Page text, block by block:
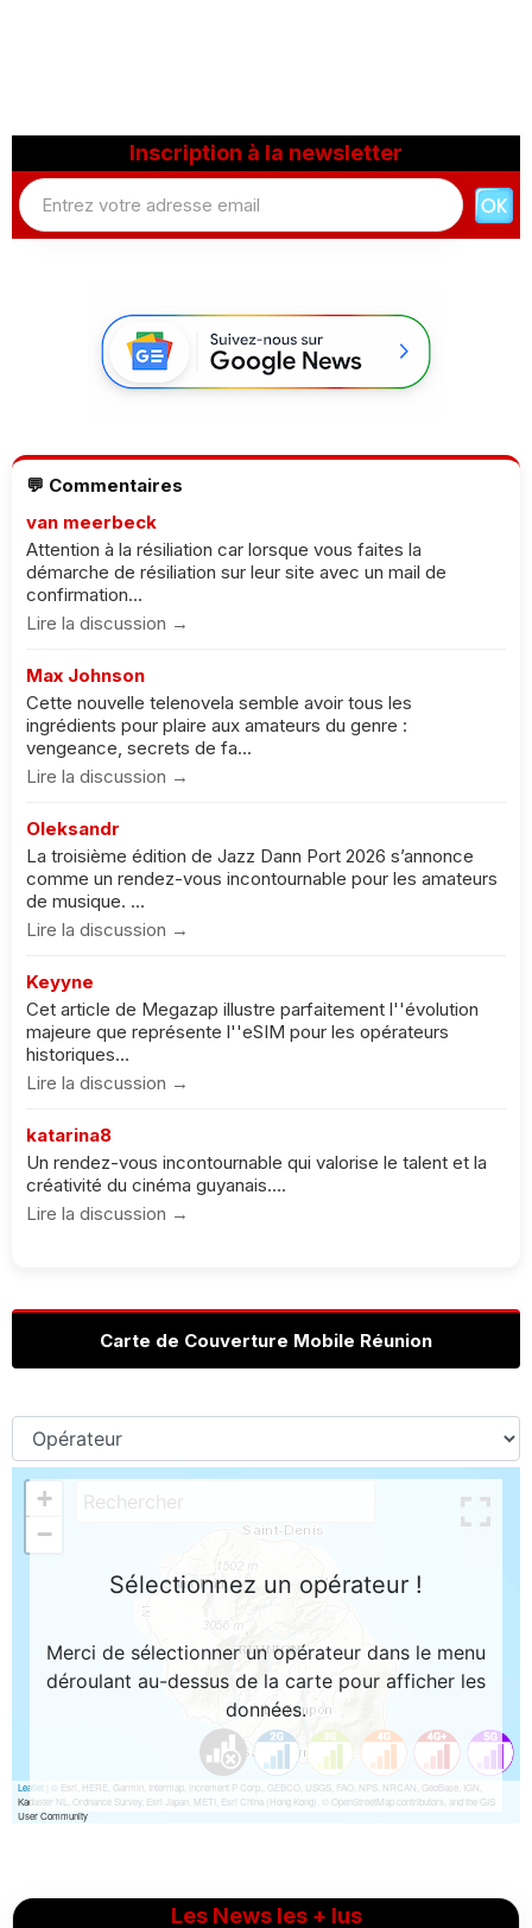
Inscription à la newsletter
💬 Commentaires
van meerbeck
Attention à la résiliation car lorsque vous faites la
démarche de résiliation sur leur site avec un mail de
confirmation...
Lire la discussion →
Max Johnson
Cette nouvelle telenovela semble avoir tous les
ingrédients pour plaire aux amateurs du genre :
vengeance, secrets de fa...
Lire la discussion →
Oleksandr
La troisième édition de Jazz Dann Port 2026 s’annonce
comme un rendez-vous incontournable pour les amateurs
de musique. ...
Lire la discussion →
Keyyne
Cet article de Megazap illustre parfaitement l''évolution
majeure que représente l''eSIM pour les opérateurs
historiques...
Lire la discussion →
katarina8
Un rendez-vous incontournable qui valorise le talent et la
créativité du cinéma guyanais....
Lire la discussion →
Carte de Couverture Mobile Réunion
Les News les + lus